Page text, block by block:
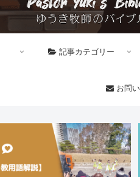
記事カテゴリー
お問